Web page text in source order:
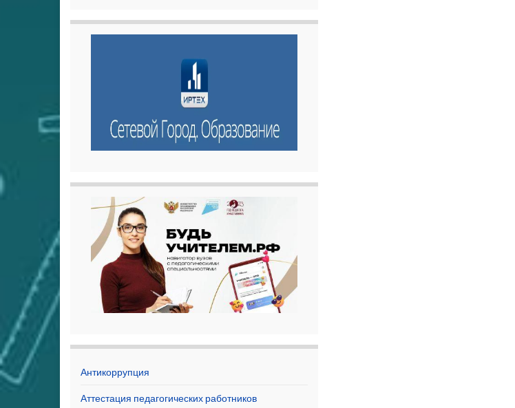
Антикоррупция
Аттестация педагогических работников